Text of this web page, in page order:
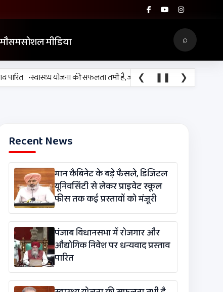
मौसमसोशल मीडिया ⌕
•स्वास्थ्य योजना की सफलता तभी है, जब ज़रूरत के समय लोगों तक उपचार
❮ ❚❚ ❯
Recent News
मान कैबिनेट के बड़े फैसले, डिजिटल
यूनिवर्सिटी से लेकर प्राइवेट स्कूल
फीस तक कई प्रस्तावों को मंजूरी
पंजाब विधानसभा में रोजगार और
औद्योगिक निवेश पर धन्यवाद प्रस्ताव
पारित